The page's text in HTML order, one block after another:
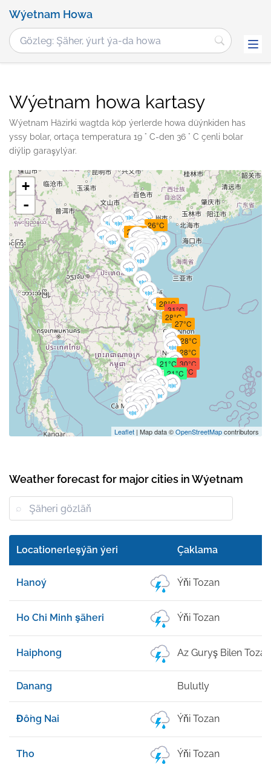
Wýetnam Howa
Wýetnam howa kartasy
Wýetnam Häzirki wagtda köp ýerlerde howa düýnkiden has
yssy bolar, ortaça temperatura 19 ° C-den 36 ° C çenli bolar
diýlip garaşylýar.
31°C
28°C
28°C
28°C
21°C
26°C
28°C
28°C
27°C
21°C 30°C
30°C
+
-
Leaflet | Map data ©OpenStreetMapcontributors
Weather forecast for major cities in Wýetnam
Locationerleşýän ýeri Çaklama
Hanoý Ýňi Tozan
Ho Chi Minh şäheri Ýňi Tozan
Haiphong Az Guryş Bilen Tozan
Danang Bulutly
Đồng Nai Ýňi Tozan
Tho Ýňi Tozan